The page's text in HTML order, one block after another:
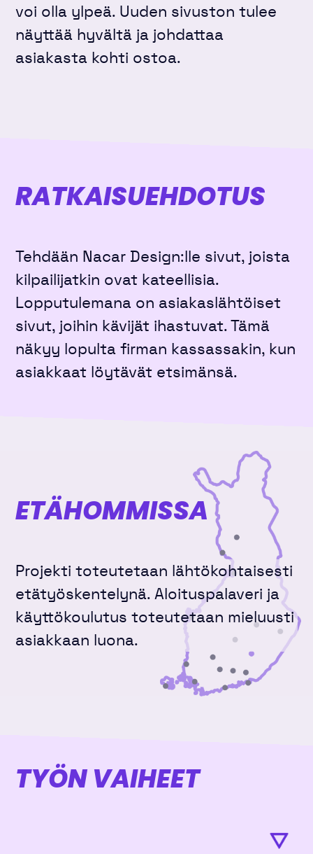
voi olla ylpeä. Uuden sivuston tulee
näyttää hyvältä ja johdattaa
asiakasta kohti ostoa.
RATKAISU­EHDOTUS
Tehdään Nacar Design:lle sivut, joista
kilpailijatkin ovat kateellisia.
Lopputulemana on asiakaslähtöiset
sivut, joihin kävijät ihastuvat. Tämä
näkyy lopulta firman kassassakin, kun
asiakkaat löytävät etsimänsä.
ETÄHOMMISSA
Projekti toteutetaan lähtökohtaisesti
etätyöskentelynä. Aloituspalaveri ja
käyttökoulutus toteutetaan mieluusti
asiakkaan luona.
TYÖN VAIHEET